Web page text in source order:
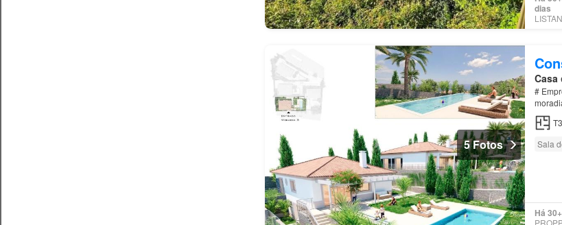
dias
5 Fotos
Casa
#
T3
Sala
Há